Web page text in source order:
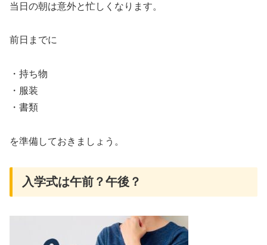
当日の朝は意外と忙しくなります。
前日までに
・持ち物
・服装
・書類
を準備しておきましょう。
入学式は午前？午後？